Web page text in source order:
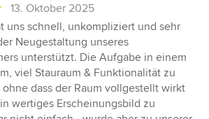
13. Oktober 2025
uns schnell, unkompliziert und sehr
Neugestaltung unseres
unterstützt. Die Aufgabe in einem
viel Stauraum & Funktionalität zu
dass der Raum vollgestellt wirkt
wertiges Erscheinungsbild zu